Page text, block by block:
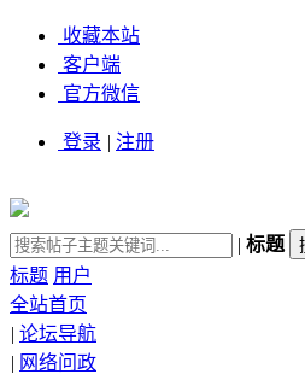
收藏本站
客户端
官方微信
登录 | 注册
| 标题
标题 用户
全站首页
| 论坛导航
| 网络问政